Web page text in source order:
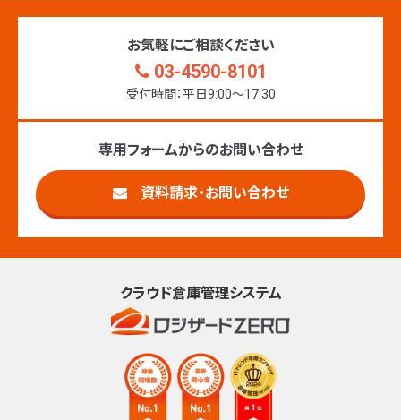
お気軽にご相談ください
03-4590-8101
受付時間：平日9:00〜17:30
専用フォームからのお問い合わせ
資料請求・お問い合わせ
クラウド倉庫管理システム